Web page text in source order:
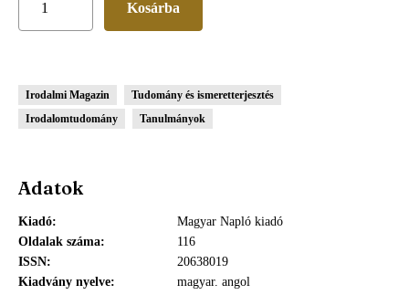
Irodalmi Magazin
Tudomány és ismeretterjesztés
Irodalomtudomány
Tanulmányok
Adatok
Kiadó
Magyar Napló kiadó
Oldalak száma
116
ISSN
20638019
Kiadvány nyelve
magyar. angol